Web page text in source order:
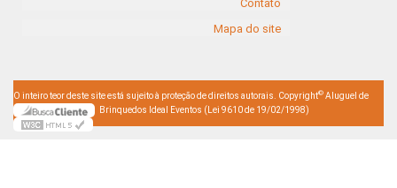
Contato
Mapa do site
O inteiro teor deste site está sujeito à proteção de direitos autorais. Copyright© Aluguel de
Brinquedos Ideal Eventos (Lei 9610 de 19/02/1998)